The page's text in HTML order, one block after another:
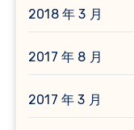
2018 年 3 月
2017 年 8 月
2017 年 3 月